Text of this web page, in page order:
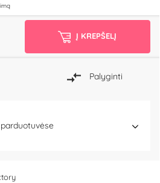
Į KREPŠELĮ
Palyginti